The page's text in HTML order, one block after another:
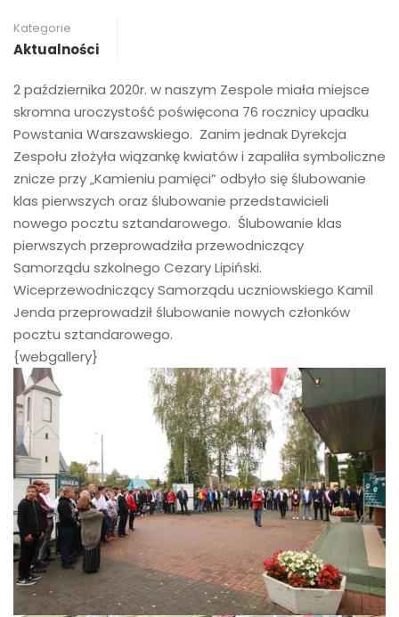
Kategorie
Aktualności
2 października 2020r. w naszym Zespole miała miejsce
skromna uroczystość poświęcona 76 rocznicy upadku
Powstania Warszawskiego. Zanim jednak Dyrekcja
Zespołu złożyła wiązankę kwiatów i zapaliła symboliczne
znicze przy „Kamieniu pamięci” odbyło się ślubowanie
klas pierwszych oraz ślubowanie przedstawicieli
nowego pocztu sztandarowego. Ślubowanie klas
pierwszych przeprowadziła przewodniczący
Samorządu szkolnego Cezary Lipiński.
Wiceprzewodniczący Samorządu uczniowskiego Kamil
Jenda przeprowadził ślubowanie nowych członków
pocztu sztandarowego.
{webgallery}